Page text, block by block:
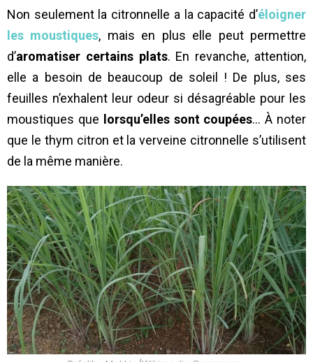
Non seulement la citronnelle a la capacité d’éloigner
les moustiques, mais en plus elle peut permettre
d’aromatiser certains plats. En revanche, attention,
elle a besoin de beaucoup de soleil ! De plus, ses
feuilles n’exhalent leur odeur si désagréable pour les
moustiques que lorsqu’elles sont coupées… À noter
que le thym citron et la verveine citronnelle s’utilisent
de la même manière.